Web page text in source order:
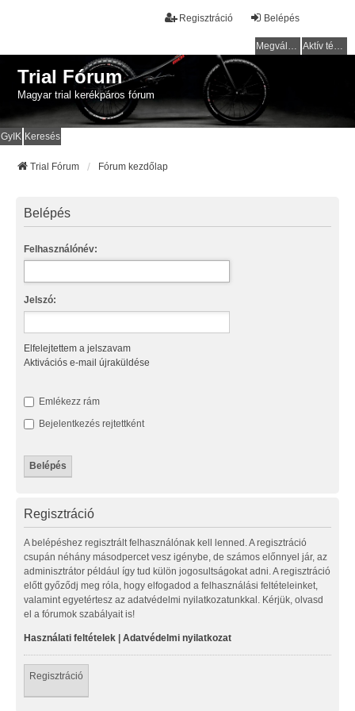
Belépés
Regisztráció
Megválaszolatlan témák Aktív témák
Trial Fórum
Magyar trial kerékpáros fórum
GyIK Keresés
Trial Fórum Fórum kezdőlap
Belépés
Felhasználónév:
Jelszó:
Elfelejtettem a jelszavam
Aktivációs e-mail újraküldése
Emlékezz rám
Bejelentkezés rejtettként
Regisztráció
A belépéshez regisztrált felhasználónak kell lenned. A regisztráció
csupán néhány másodpercet vesz igénybe, de számos előnnyel jár, az
adminisztrátor például így tud külön jogosultságokat adni. A regisztráció
előtt győződj meg róla, hogy elfogadod a felhasználási feltételeinket,
valamint egyetértesz az adatvédelmi nyilatkozatunkkal. Kérjük, olvasd
el a fórumok szabályait is!
Használati feltételek | Adatvédelmi nyilatkozat
Regisztráció